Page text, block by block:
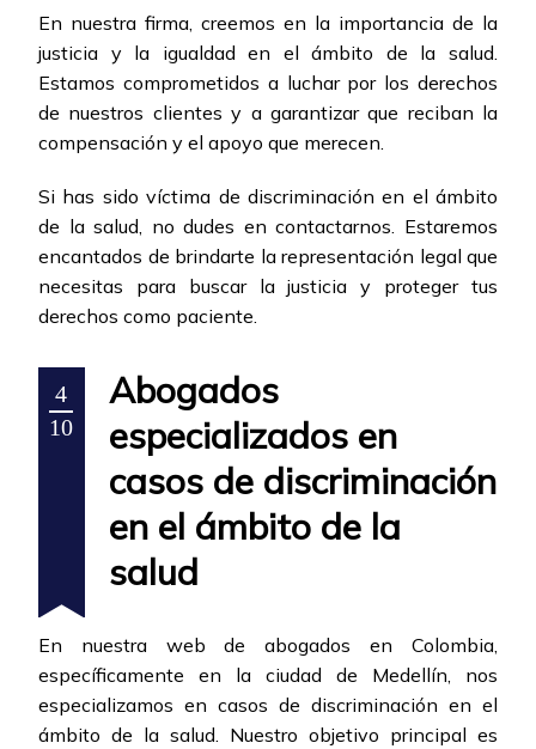
En nuestra firma, creemos en la importancia de la
justicia y la igualdad en el ámbito de la salud.
Estamos comprometidos a luchar por los derechos
de nuestros clientes y a garantizar que reciban la
compensación y el apoyo que merecen.
Si has sido víctima de discriminación en el ámbito
de la salud, no dudes en contactarnos. Estaremos
encantados de brindarte la representación legal que
necesitas para buscar la justicia y proteger tus
derechos como paciente.
4
10
Abogados
especializados en
casos de discriminación
en el ámbito de la
salud
En nuestra web de abogados en Colombia,
específicamente en la ciudad de Medellín, nos
especializamos en casos de discriminación en el
ámbito de la salud. Nuestro objetivo principal es